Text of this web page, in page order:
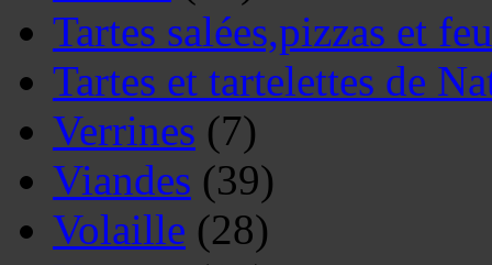
Tartes salées,pizzas et
Tartes et tartelettes de
Verrines (7)
Viandes (39)
Volaille (28)